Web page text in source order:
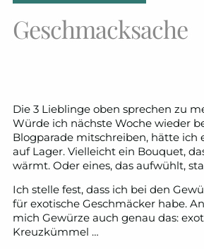
Geschmacksache
Die 3 Lieblinge oben sprechen zu
Würde ich nächste Woche wieder
Blogparade mitschreiben, hätte ich
auf Lager. Vielleicht ein Bouquet,
wärmt. Oder eines, das aufwühlt,
Ich stelle fest, dass ich bei den
für exotische Geschmäcker habe.
mich Gewürze auch genau das:
Kreuzkümmel …